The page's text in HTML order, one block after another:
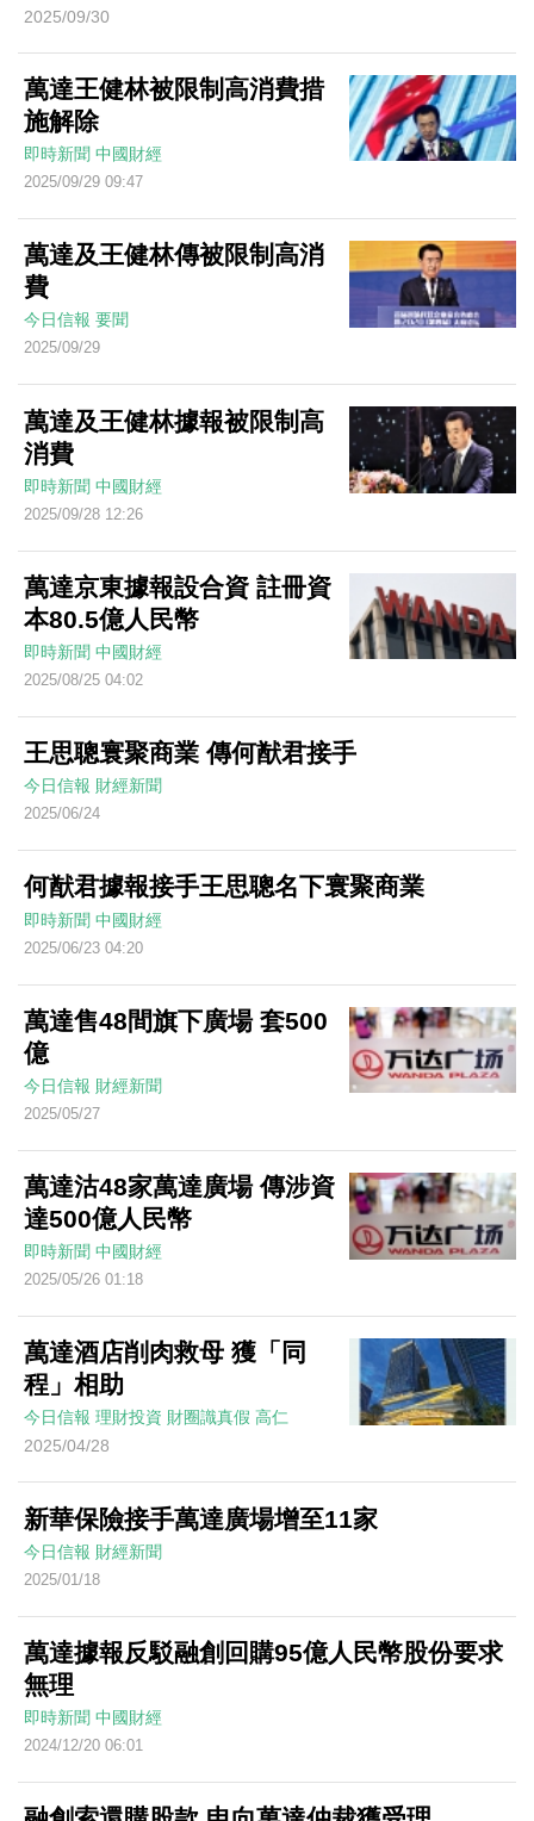
2025/09/30
萬達王健林被限制高消費措
施解除
即時新聞 中國財經
2025/09/29 09:47
萬達及王健林傳被限制高消
費
今日信報 要聞
2025/09/29
萬達及王健林據報被限制高
消費
即時新聞 中國財經
2025/09/28 12:26
萬達京東據報設合資 註冊資
本80.5億人民幣
即時新聞 中國財經
2025/08/25 04:02
王思聰寰聚商業 傳何猷君接手
今日信報 財經新聞
2025/06/24
何猷君據報接手王思聰名下寰聚商業
即時新聞 中國財經
2025/06/23 04:20
萬達售48間旗下廣場 套500
億
今日信報 財經新聞
2025/05/27
萬達沽48家萬達廣場 傳涉資
達500億人民幣
即時新聞 中國財經
2025/05/26 01:18
萬達酒店削肉救母 獲「同
程」相助
今日信報 理財投資 財圈識真假 高仁
2025/04/28
新華保險接手萬達廣場增至11家
今日信報 財經新聞
2025/01/18
萬達據報反駁融創回購95億人民幣股份要求
無理
即時新聞 中國財經
2024/12/20 06:01